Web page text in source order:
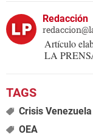
Redacción
Artículo
LA
Crisis Venezuela
OEA